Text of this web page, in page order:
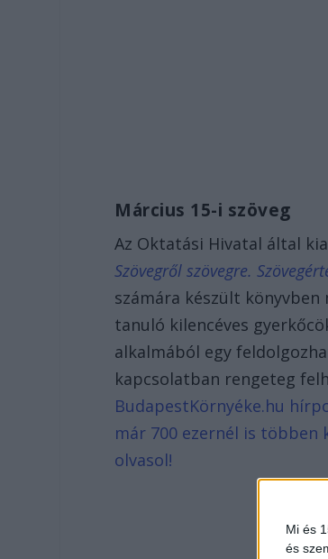
Mi és
és
Március 15-i szöveg
Az Oktatási Hivatal által
Szövegről szövegre.
számára készült
tanuló kilencéves
alkalmából egy
kapcsolatban rengeteg
BudapestKörnyéke.hu
már 700 ezernél is
olvasol!